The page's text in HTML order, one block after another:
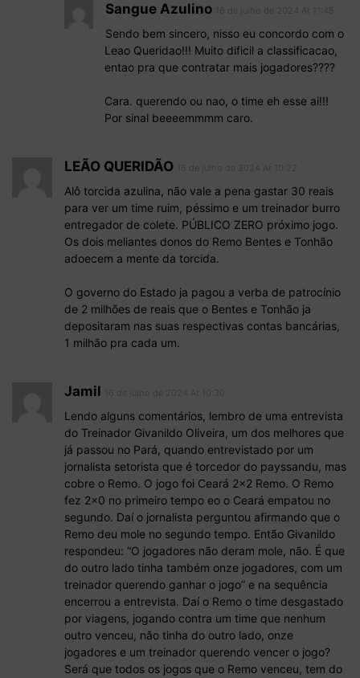
Sangue Azulino
Sendo bem sincero, nisso eu concordo com o
Leao Queridao!!! Muito dificil a classificacao,
entao pra que contratar mais jogadores????
Cara. querendo ou nao, o time eh esse ai!!!
Por sinal beeeemmmm caro.
LEÃO QUERIDÃO
Alô torcida azulina, não vale a pena gastar 30 reais
para ver um time ruim, péssimo e um treinador burro
entregador de colete. PÚBLICO ZERO próximo jogo.
Os dois meliantes donos do Remo Bentes e Tonhão
adoecem a mente da torcida.
O governo do Estado ja pagou a verba de patrocínio
de 2 milhões de reais que o Bentes e Tonhão ja
depositaram nas suas respectivas contas bancárias,
1 milhão pra cada um.
Jamil
Lendo alguns comentários, lembro de uma entrevista
do Treinador Givanildo Oliveira, um dos melhores que
já passou no Pará, quando entrevistado por um
jornalista setorista que é torcedor do payssandu, mas
cobre o Remo. O jogo foi Ceará 2×2 Remo. O Remo
fez 2×0 no primeiro tempo eo o Ceará empatou no
segundo. Daí o jornalista perguntou afirmando que o
Remo deu mole no segundo tempo. Então Givanildo
respondeu: “O jogadores não deram mole, não. É que
do outro lado tinha também onze jogadores, com um
treinador querendo ganhar o jogo” e na sequência
encerrou a entrevista. Daí o Remo o time desgastado
por viagens, jogando contra um time que nenhum
outro venceu, não tinha do outro lado, onze
jogadores e um treinador querendo vencer o jogo?
Será que todos os jogos que o Remo venceu, tem do